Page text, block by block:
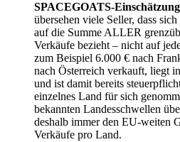
SPACEGOATS-
übersehen viele Seller, dass
auf die Summe ALLER
Verkäufe bezieht – nicht auf
zum Beispiel 6.000 € nach
nach Österreich verkauft, liegt
und ist damit bereits
einzelnes Land für sich
bekannten Landesschwellen
deshalb immer den EU-weiten
Verkäufe pro Land.